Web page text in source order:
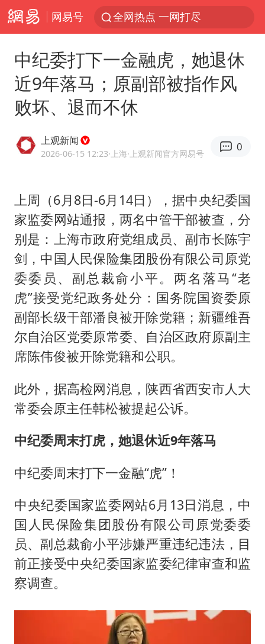
网易号 全网热点 一网打尽
中纪委打下一金融虎，她退休
近9年落马；原副部被指作风
败坏、退而不休
上观新闻
2026-06-15 12:23·上海·上观新闻官方网易号
0
上周（6月8日-6月14日），据中央纪委国
家监委网站通报，两名中管干部被查，分
别是：上海市政府党组成员、副市长陈宇
剑，中国人民保险集团股份有限公司原党
委委员、副总裁俞小平。两名落马“老
虎”接受党纪政务处分：国务院国资委原
副部长级干部潘良被开除党籍；新疆维吾
尔自治区党委原常委、自治区政府原副主
席陈伟俊被开除党籍和公职。
此外，据高检网消息，陕西省西安市人大
常委会原主任韩松被提起公诉。
中纪委周末打虎，她退休近9年落马
中纪委周末打下一金融“虎”！
中央纪委国家监委网站6月13日消息，中
国人民保险集团股份有限公司原党委委
员、副总裁俞小平涉嫌严重违纪违法，目
前正接受中央纪委国家监委纪律审查和监
察调查。